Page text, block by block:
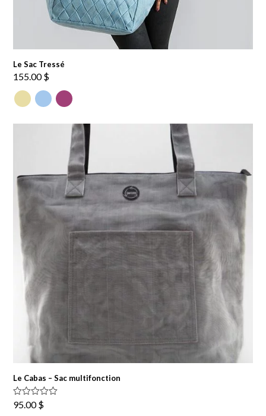
Le Sac Tressé
155.00$
Le Cabas – Sac multifonction
Note5.00
sur 5
95.00$